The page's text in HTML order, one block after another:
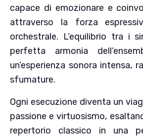
capace di emozionare e
attraverso la forza
orchestrale. L’equilibrio tra i
perfetta armonia
un’esperienza sonora intensa,
sfumature.
Ogni esecuzione diventa un
passione e virtuosismo,
repertorio classico in una